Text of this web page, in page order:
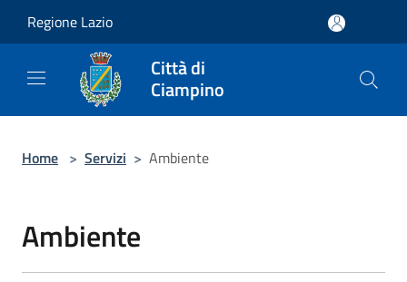
Regione Lazio
Città di
Ciampino
Home > Servizi > Ambiente
Ambiente